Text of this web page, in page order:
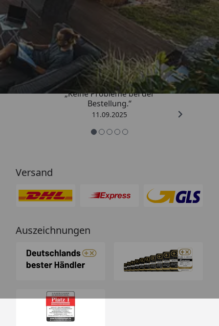
Trusted Shops
5,00/ 5
„Keine Probleme bei der
Bestellung.“
11.09.2025
Versand
Auszeichnungen